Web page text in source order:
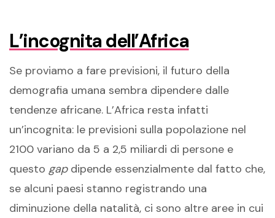
L’incognita dell’Africa
Se proviamo a fare previsioni, il futuro della
demografia umana sembra dipendere dalle
tendenze africane. L’Africa resta infatti
un’incognita: le previsioni sulla popolazione nel
2100 variano da 5 a 2,5 miliardi di persone e
questo gapdipende essenzialmente dal fatto che,
se alcuni paesi stanno registrando una
diminuzione della natalità, ci sono altre aree in cui